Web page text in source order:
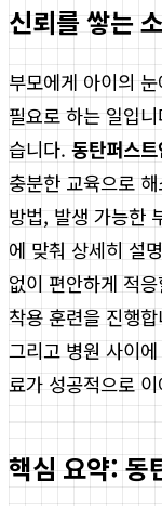
신뢰를 쌓는
부모에게 아이의
필요로 하는 일입
습니다. 동탄퍼스
충분한 교육으로
방법, 발생 가능한
에 맞춰 상세히 설
없이 편안하게 적
착용 훈련을 진행
그리고 병원 사이
료가 성공적으로
핵심 요약: 동